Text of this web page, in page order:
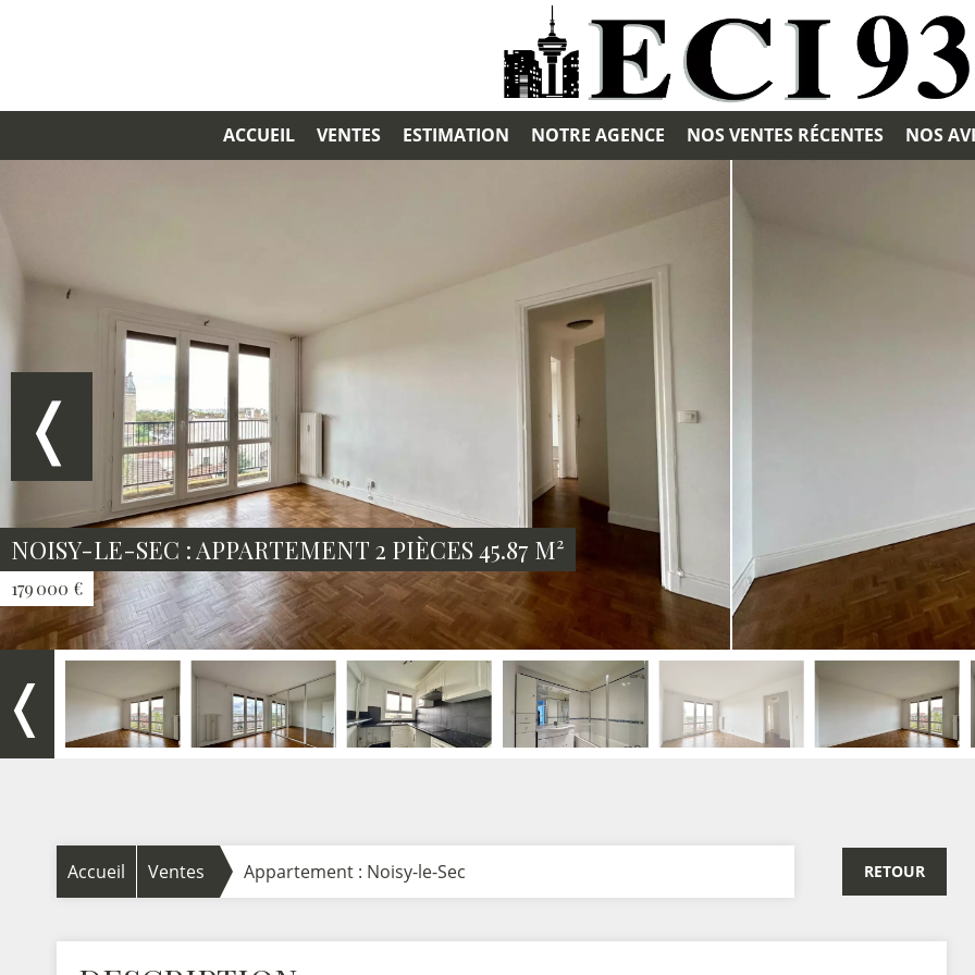
ACCUEIL VENTES ESTIMATION NOTRE AGENCE NOS VENTES RÉCENTES NOS
❬
NOISY-LE-SEC : APPARTEMENT 2 PIÈCES 45.87 M²
179 000 €
Accueil Ventes Appartement : Noisy-le-Sec RETOUR